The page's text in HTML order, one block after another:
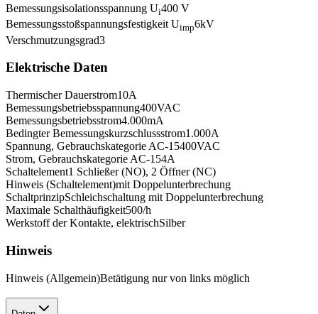
Bemessungsisolationsspannung Ui400 V
Bemessungsstoßspannungsfestigkeit Uimp6kV
Verschmutzungsgrad3
Elektrische Daten
Thermischer Dauerstrom10A
Bemessungsbetriebsspannung400VAC
Bemessungsbetriebsstrom4.000mA
Bedingter Bemessungskurzschlussstrom1.000A
Spannung, Gebrauchskategorie AC-15400VAC
Strom, Gebrauchskategorie AC-154A
Schaltelement1 Schließer (NO), 2 Öffner (NC)
Hinweis (Schaltelement)mit Doppelunterbrechung
SchaltprinzipSchleichschaltung mit Doppelunterbrechung
Maximale Schalthäufigkeit500/h
Werkstoff der Kontakte, elektrischSilber
Hinweis
Hinweis (Allgemein)Betätigung nur von links möglich